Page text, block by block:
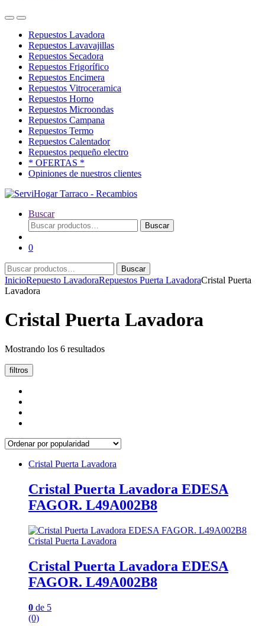
OpenClose
Repuestos Lavadora
Repuestos Lavavajillas
Repuestos Secadora
Repuestos Frigorífico
Repuestos Encimera
Repuestos Vitroceramica
Repuestos Horno
Repuestos Microondas
Repuestos Campana
Repuestos Termo
Repuestos Calentador
Repuestos pequeño electro
* OFERTAS *
Opiniones de nuestros clientes
Buscar
Buscar
por:
Buscar
0
Buscar
por:
Buscar
InicioRepuesto LavadoraRepuestos Puerta LavadoraCristal Puerta
Lavadora
Cristal Puerta Lavadora
Mostrando los 6 resultadosOrdenado
filtros
Cristal Puerta Lavadora
Cristal Puerta Lavadora EDESA
FAGOR. L49A002B8
Cristal Puerta Lavadora
Cristal Puerta Lavadora EDESA
FAGOR. L49A002B8
0 de 5
(0)